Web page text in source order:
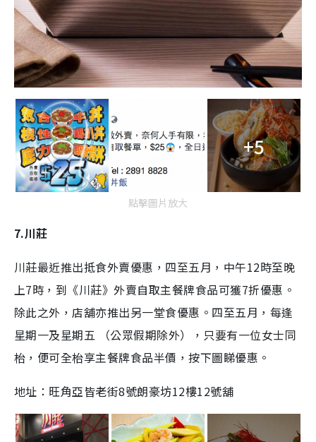
+5
點擊圖片放大
7.川莊
川莊最近推出抵食外賣優惠，四至五月，中午12時至晚
上7時，到《川莊》外賣自取主餐牌食品可獲7折優惠。
除此之外，店舖亦推出另一堂食優惠。四至五月，每逢
星期一及星期五 （公眾假期除外），只要有一位女士同
枱，便可全枱享主餐牌食品半價，按下圖睇優惠。
地址： 旺角亞皆老街8號朗豪坊12樓12號舖